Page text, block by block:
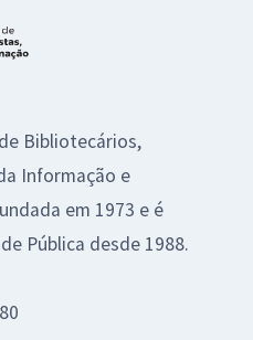
Bibliotecários,
Informação e
em 1973 e é
Pública desde 1988.